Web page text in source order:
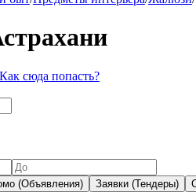
сюда попасть?
(Объявления) Заявки (Тендеры)